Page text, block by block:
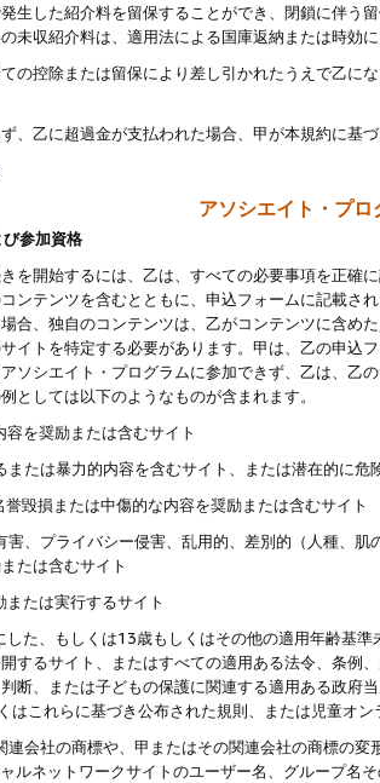
生した紹介料を留保することができ、閉鎖に伴う
未収紹介料は、適用法による国庫返納または時効
の控除または留保により差し引かれたうえで乙に
、乙に超過金が支払われた場合、甲が本規約に基
アソシエイト・プ
参加資格
を開始するには、乙は、すべての必要事項を正確
ンテンツを含むとともに、申込フォームに記載さ
合、独自のコンテンツは、乙がコンテンツに含め
イトを特定する必要があります。甲は、乙の申込
ソシエイト・プログラムに参加できず、乙は、乙
としては以下のようなものが含まれます。
容を奨励または含むサイト
または暴力的内容を含むサイト、または潜在的に
誉毀損または中傷的な内容を奨励または含むサイト
害、プライバシー侵害、乱用的、差別的（人種、
たは含むサイト
または実行するサイト
た、もしくは13歳もしくはその他の適用年齢基
するサイト、またはすべての適用ある法令、条例
断、または子どもの保護に関連する適用ある政府
これらに基づき公布された規則、または児童オン
連会社の商標や、甲またはその関連会社の商標の
ルネットワークサイトのユーザー名、グループ名